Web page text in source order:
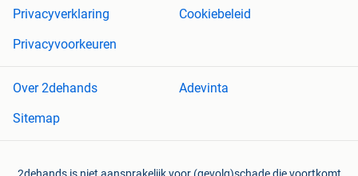
Privacyverklaring
Cookiebeleid
Privacyvoorkeuren
Over 2dehands
Adevinta
Sitemap